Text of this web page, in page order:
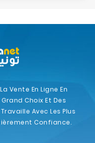
Vente En Ligne En
Choix Et Des
Avec Les Plus
Confiance.